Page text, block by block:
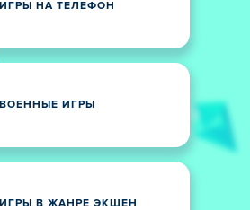
ИГРЫ НА ТЕЛЕФОН
ВОЕННЫЕ ИГРЫ
ИГРЫ В ЖАНРЕ ЭКШЕН